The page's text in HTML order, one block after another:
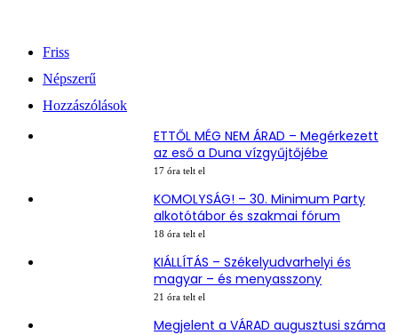
Friss
Népszerű
Hozzászólások
ETTŐL MÉG NEM ÁRAD – Megérkezett
az eső a Duna vízgyűjtőjébe
17 óra telt el
KOMOLYSÁG! – 30. Minimum Party
alkotótábor és szakmai fórum
18 óra telt el
KIÁLLÍTÁS – Székelyudvarhelyi és
magyar – és menyasszony
21 óra telt el
Megjelent a VÁRAD augusztusi száma